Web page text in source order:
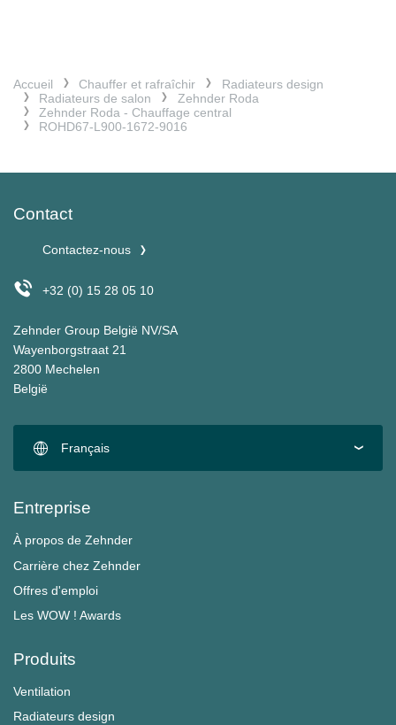
Accueil Chauffer et rafraîchir
Radiateurs design
Radiateurs de salon
Zehnder Roda
Zehnder Roda - Chauffage central
ROHD67-L900-1672-9016
Contact
Contactez-nous
+32 (0) 15 28 05 10
Zehnder Group België NV/SA
Wayenborgstraat 21
2800 Mechelen
België
Français
Entreprise
À propos de Zehnder
Carrière chez Zehnder
Offres d'emploi
Les WOW ! Awards
Produits
Ventilation
Radiateurs design